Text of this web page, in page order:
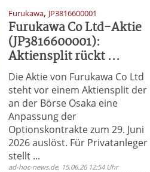
Furukawa, JP3816600001
Furukawa Co Ltd-Aktie
(JP3816600001):
Aktiensplit rückt ...
Die Aktie von Furukawa Co Ltd
steht vor einem Aktiensplit der
an der Börse Osaka eine
Anpassung der
Optionskontrakte zum 29. Juni
2026 auslöst. Für Privatanleger
stellt ...
ad-hoc-news.de, 15.06.26 12:54 Uhr